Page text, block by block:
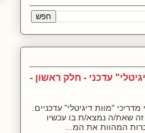
עדכני - חלק ראשון -
"מוות דיגיטלי" עדכניים.
שאת/ה נמצא/ת בו עכשיו